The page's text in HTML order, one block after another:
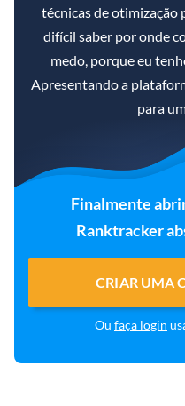
técnicas de otimização
difícil saber por onde
medo, porque eu
Apresentando a
para
Finalmente
Ranktracker
CRIAR UMA
Ou faça login